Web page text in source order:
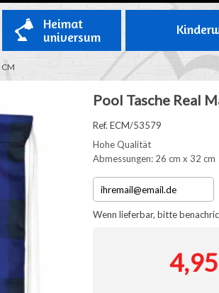
Heimat
universum
Pool Tasche Real
Ref. ECM/53579
Hohe Qualität
Abmessungen: 26 cm x 32 cm
Wenn lieferbar, bitte